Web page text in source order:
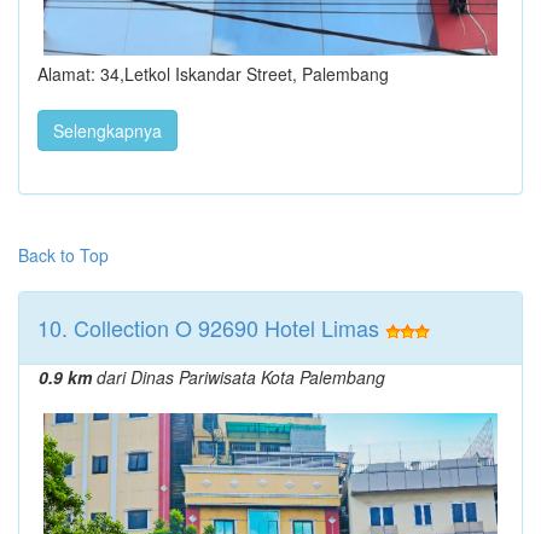
Alamat: 34,Letkol Iskandar Street, Palembang
Selengkapnya
Back to Top
10. Collection O 92690 Hotel Limas
0.9 kmdari Dinas Pariwisata Kota Palembang